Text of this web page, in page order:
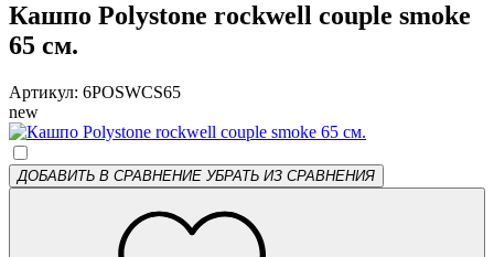
Кашпо Polystone rockwell couple smoke
65 см.
Артикул: 6POSWCS65
new
ДОБАВИТЬ В СРАВНЕНИЕ УБРАТЬ ИЗ СРАВНЕНИЯ